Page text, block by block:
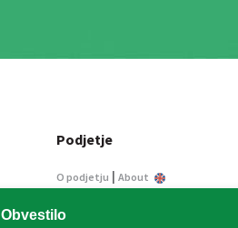
Obvestilo
Podjetje
O podjetju | About
Informacije javnega